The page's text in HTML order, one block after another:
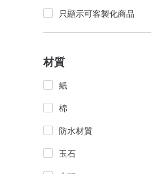
只顯示可客製化商品
材質
紙
棉
防水材質
玉石